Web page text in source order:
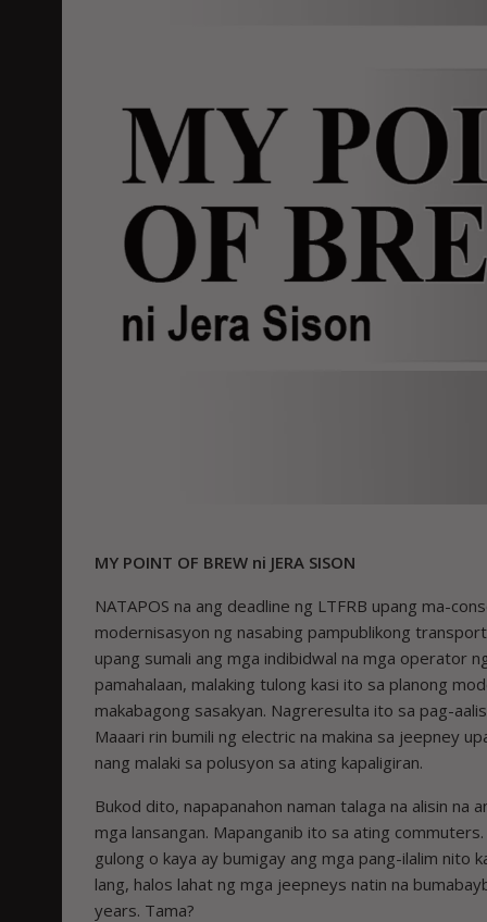
MY POINT OF BREW ni JERA SISON
NATAPOS na ang deadline ng LTFRB upang ma-
modernisasyon ng nasabing pampublikong
upang sumali ang mga indibidwal na mga operator
pamahalaan, malaking tulong kasi ito sa planong
makabagong sasakyan. Nagreresulta ito sa pag-
Maaari rin bumili ng electric na makina sa jeepney
nang malaki sa polusyon sa ating kapaligiran.
Bukod dito, napapanahon naman talaga na alisin
mga lansangan. Mapanganib ito sa ating
gulong o kaya ay bumigay ang mga pang-ilalim nito
lang, halos lahat ng mga jeepneys natin na
years. Tama?